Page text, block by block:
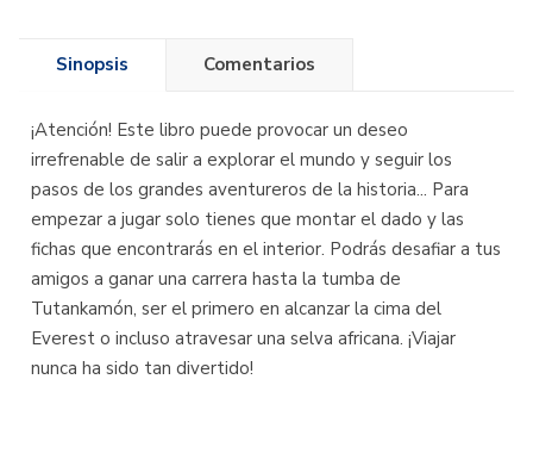
Sinopsis Comentarios
¡Atención! Este libro puede provocar un deseo
irrefrenable de salir a explorar el mundo y seguir los
pasos de los grandes aventureros de la historia... Para
empezar a jugar solo tienes que montar el dado y las
fichas que encontrarás en el interior. Podrás desafiar a tus
amigos a ganar una carrera hasta la tumba de
Tutankamón, ser el primero en alcanzar la cima del
Everest o incluso atravesar una selva africana. ¡Viajar
nunca ha sido tan divertido!